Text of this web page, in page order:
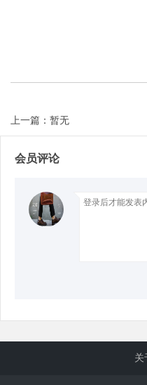
d
上一篇：暂无
会员评论
关